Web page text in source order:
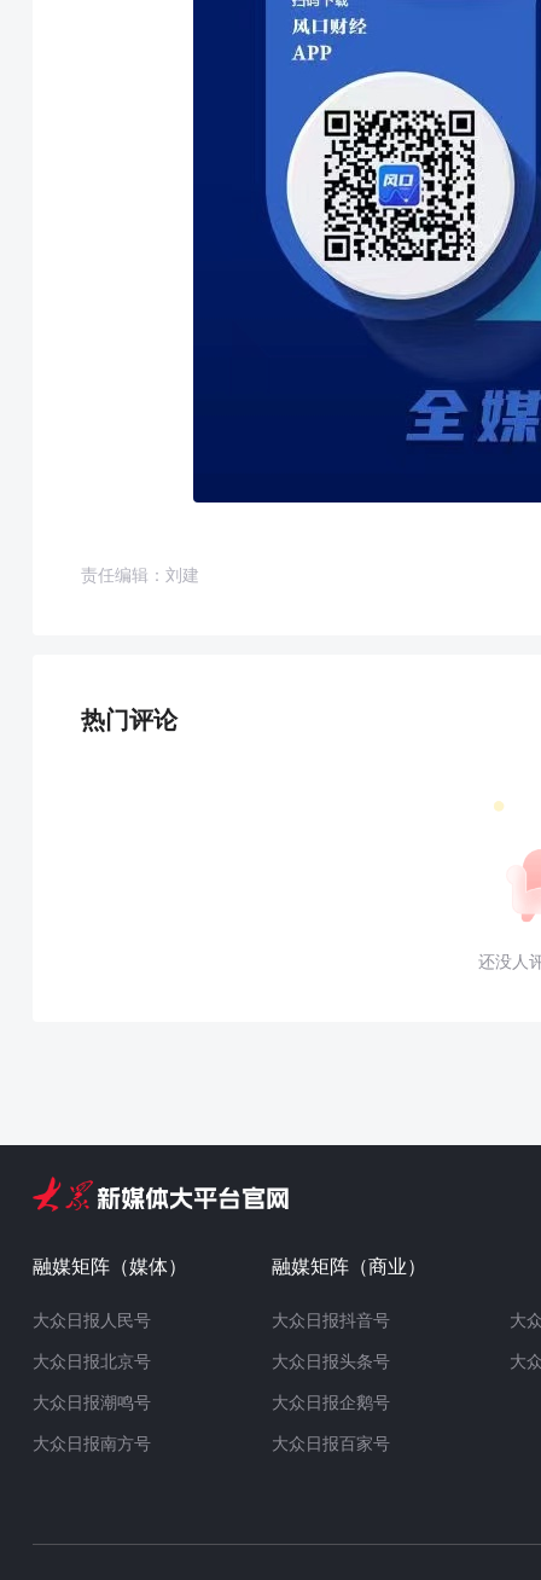
责任编辑：刘建
热门评论
还没人
融媒矩阵（媒体）
大众日报人民号
大众日报北京号
大众日报潮鸣号
大众日报南方号
融媒矩阵（商业）
大众日报抖音号
大众日报头条号
大众日报企鹅号
大众日报百家号
大
大